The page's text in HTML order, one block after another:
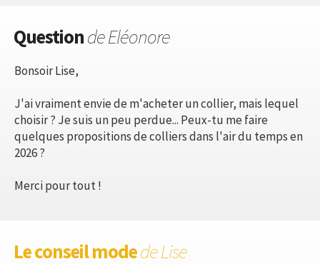
Questionde Eléonore
Bonsoir Lise,
J'ai vraiment envie de m'acheter un collier, mais lequel
choisir ? Je suis un peu perdue... Peux-tu me faire
quelques propositions de colliers dans l'air du temps en
2026 ?
Merci pour tout !
Le conseil modede Lise